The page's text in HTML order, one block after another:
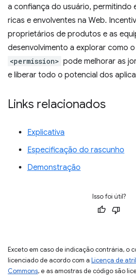
a confiança do usuário, permitindo
ricas e envolventes na Web.
proprietários de produtos e as
desenvolvimento a explorar como
<permission> pode melhorar as
e liberar todo o potencial dos
Links relacionados
Explicativa
Especificação do rascunho
Demonstração
Isso foi útil?
Exceto em caso de indicação contrária, o
licenciado de acordo com a Licença de
Commons, e as amostras de código são